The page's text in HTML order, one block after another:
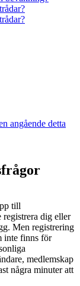
angående detta
till
registrera dig eller
Men registrering
inte finns för
medlemskap
några minuter att